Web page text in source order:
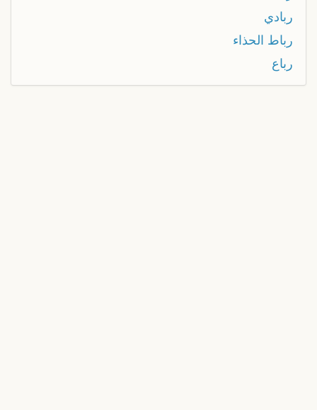
ربادي
رباط الحذاء
رباع